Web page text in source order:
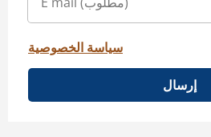
سياسة الخصوصية
إرسال